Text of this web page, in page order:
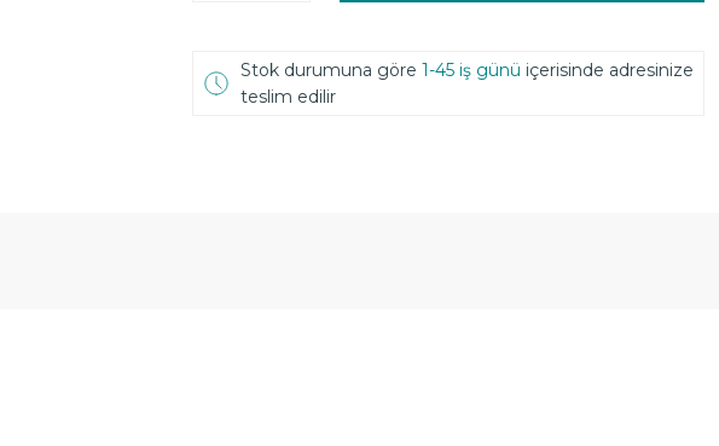
Stok durumuna göre 1-45 iş günü içerisinde adresinize
teslim edilir